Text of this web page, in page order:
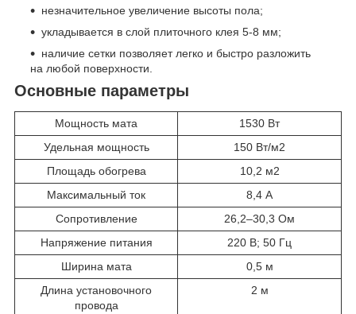
незначительное увеличение высоты пола;
укладывается в слой плиточного клея 5-8 мм;
наличие сетки позволяет легко и быстро разложить
на любой поверхности.
Основные параметры
Мощность мата
1530 Вт
Удельная мощность
150 Вт/м2
Площадь обогрева
10,2 м2
Максимальный ток
8,4 А
Сопротивление
26,2–30,3 Ом
Напряжение питания
220 В; 50 Гц
Ширина мата
0,5 м
Длина установочного
провода
2 м